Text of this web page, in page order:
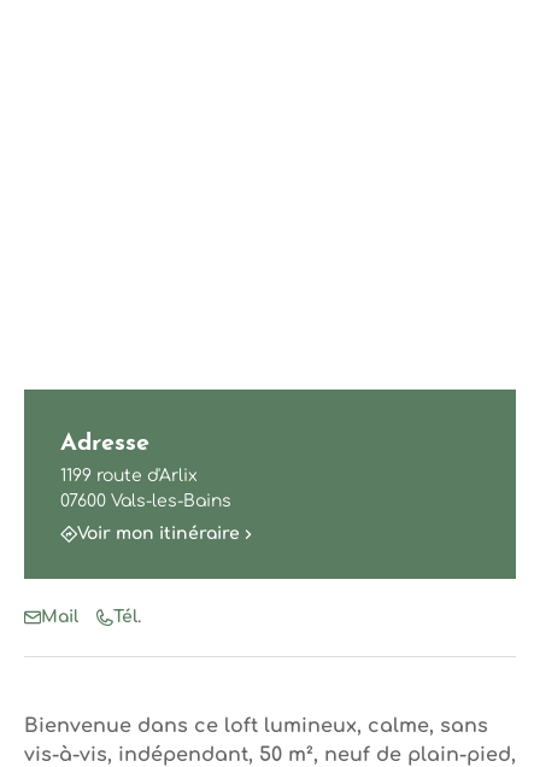
Bienvenue dans ce loft lumineux, calme, sans
vis-à-vis, indépendant, 50 m², neuf de plain-pied,
Adresse
1199 route d'Arlix
07600 Vals-les-Bains
Voir mon itinéraire
Mail Tél.